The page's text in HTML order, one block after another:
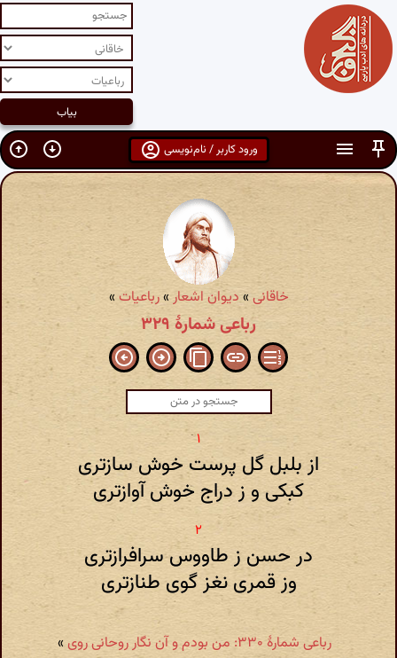
ورود کاربر / نام‌نویسی
خاقانی »دیوان اشعار»رباعیات»
رباعی شمارهٔ ۳۲۹
از بلبل گل پرست خوش سازتری
کبکی و ز دراج خوش آوازتری
در حسن ز طاووس سرافرازتری
وز قمری نغز گوی طنازتری
رباعی شمارهٔ ۳۳۰: من بودم و آن نگار روحانی روی
»